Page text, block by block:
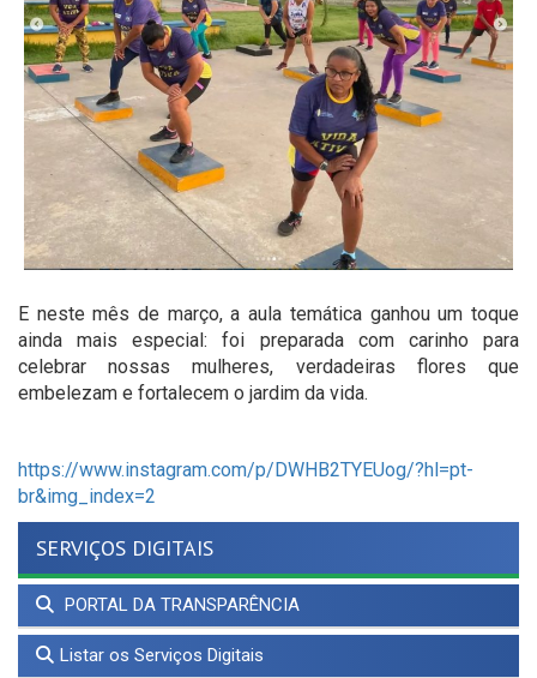
E neste mês de março, a aula temática ganhou um toque
ainda mais especial: foi preparada com carinho para
celebrar nossas mulheres, verdadeiras flores que
embelezam e fortalecem o jardim da vida.
https://www.instagram.com/p/DWHB2TYEUog/?hl=pt-
br&img_index=2
SERVIÇOS DIGITAIS
PORTAL DA TRANSPARÊNCIA
Listar os Serviços Digitais